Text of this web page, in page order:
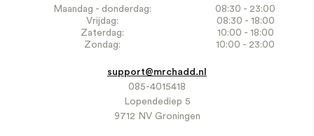
Maandag - donderdag:
08:30 - 23:00
Vrijdag:
08:30 - 18:00
Zaterdag:
10:00 - 18:00
Zondag:
10:00 - 23:00
support@mrchadd.nl
085-4015418
Lopendediep 5
9712 NV Groningen